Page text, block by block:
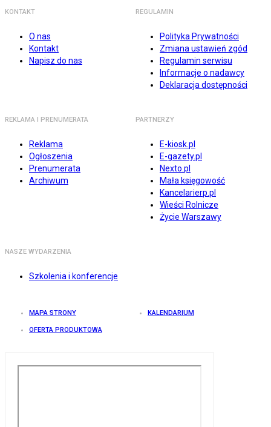
KONTAKT
O nas
Kontakt
Napisz do nas
REGULAMIN
Polityka Prywatności
Zmiana ustawień zgód
Regulamin serwisu
Informacje o nadawcy
Deklaracja dostępności
REKLAMA I PRENUMERATA
Reklama
Ogłoszenia
Prenumerata
Archiwum
PARTNERZY
E-kiosk.pl
E-gazety.pl
Nexto.pl
Mała księgowość
Kancelarierp.pl
Wieści Rolnicze
Życie Warszawy
NASZE WYDARZENIA
Szkolenia i konferencje
MAPA STRONY KALENDARIUM
OFERTA PRODUKTOWA